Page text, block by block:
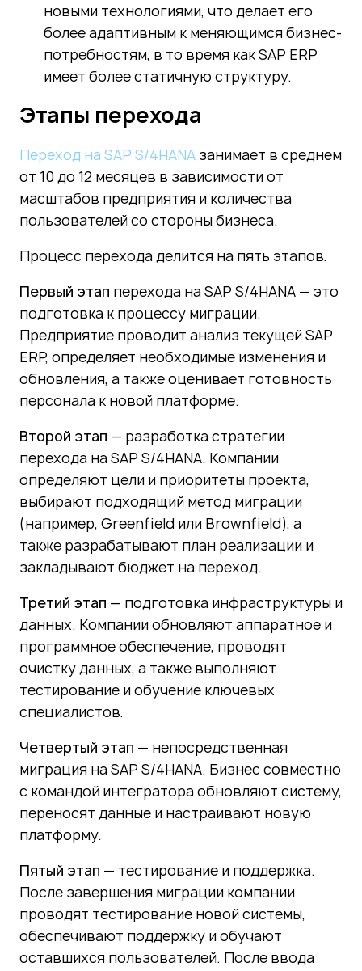
новыми технологиями, что делает его
более адаптивным к меняющимся бизнес-
потребностям, в то время как SAP ERP
имеет более статичную структуру.
Этапы перехода
Переход на SAP S/4HANA занимает в среднем
от 10 до 12 месяцев в зависимости от
масштабов предприятия и количества
пользователей со стороны бизнеса.
Процесс перехода делится на пять этапов.
Первый этап перехода на SAP S/4HANA — это
подготовка к процессу миграции.
Предприятие проводит анализ текущей SAP
ERP, определяет необходимые изменения и
обновления, а также оценивает готовность
персонала к новой платформе.
Второй этап — разработка стратегии
перехода на SAP S/4HANA. Компании
определяют цели и приоритеты проекта,
выбирают подходящий метод миграции
(например, Greenfield или Brownfield), а
также разрабатывают план реализации и
закладывают бюджет на переход.
Третий этап — подготовка инфраструктуры и
данных. Компании обновляют аппаратное и
программное обеспечение, проводят
очистку данных, а также выполняют
тестирование и обучение ключевых
специалистов.
Четвертый этап — непосредственная
миграция на SAP S/4HANA. Бизнес совместно
с командой интегратора обновляют систему,
переносят данные и настраивают новую
платформу.
Пятый этап — тестирование и поддержка.
После завершения миграции компании
проводят тестирование новой системы,
обеспечивают поддержку и обучают
оставшихся пользователей. После ввода